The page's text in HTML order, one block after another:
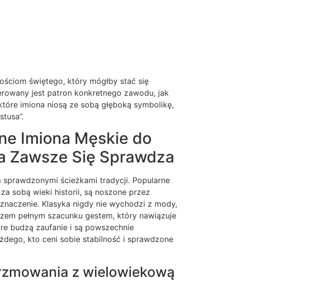
świętego, który mógłby stać się
jest patron konkretnego zawodu, jak
imiona niosą ze sobą głęboką symbolikę,
Imiona Męskie do
Zawsze Się Sprawdza
ścieżkami tradycji. Popularne
sobą wieki historii, są noszone przez
Klasyka nigdy nie wychodzi z mody,
pełnym szacunku gestem, który nawiązuje
budzą zaufanie i są powszechnie
kto ceni sobie stabilność i sprawdzone
z wielowiekową